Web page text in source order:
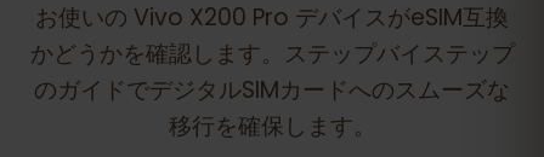
お使いの Vivo X200 Pro デバイスがeSIM互換
かどうかを確認します。ステップバイステップ
のガイドでデジタルSIMカードへのスムーズな
移行を確保します。